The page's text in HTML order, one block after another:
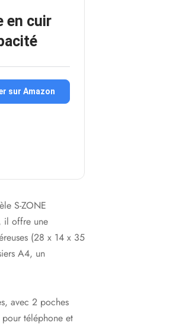
en cuir
sur Amazon
S-ZONE
il offre une
(28 x 14 x 35
A4, un
avec 2 poches
téléphone et